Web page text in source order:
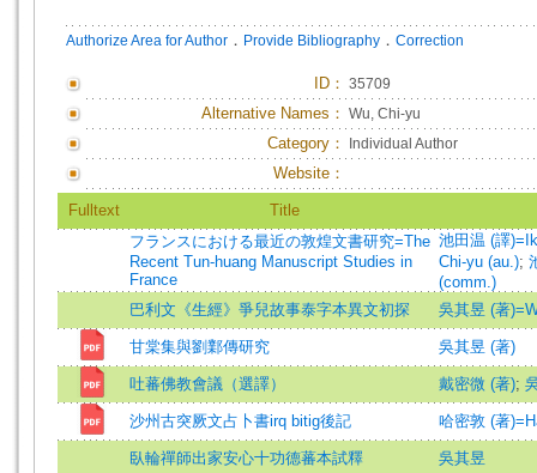
Authorize Area for Author ． Provide Bibliography ． Correction
ID ： 35709
Alternative Names： Wu, Chi-yu
Category： Individual Author
Website：
Fulltext
Title
フランスにおける最近の敦煌文書研究=The
Recent Tun-huang Manuscript Studies in
France
池田温 (譯
Chi-yu (au.);
(comm.)
巴利文《生經》爭兒故事泰字本異文初探
吳其昱 (著
甘棠集與劉鄴傳研究 吳其昱 (著)
吐蕃佛教會議（選譯） 戴密微 (著);
沙州古突厥文占卜書irq bitig後記 哈密敦 (著
臥輪禪師出家安心十功德蕃本試釋 吳其昱